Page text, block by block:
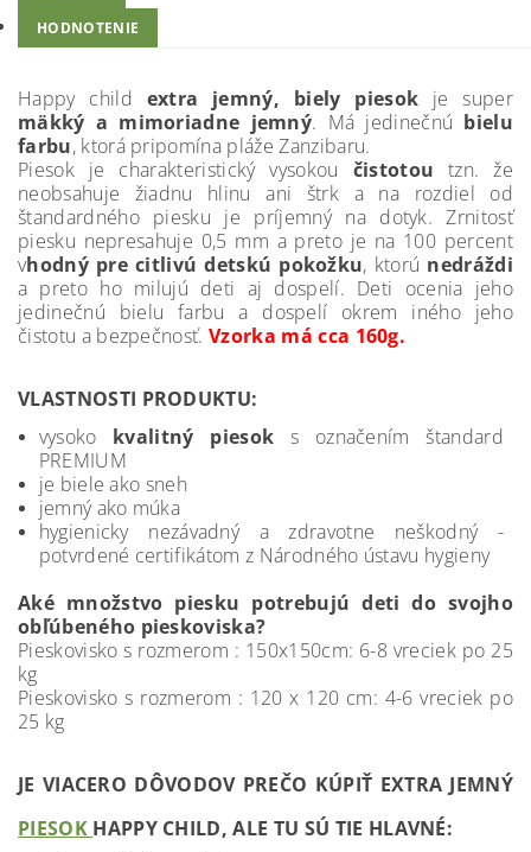
HODNOTENIE
Happy child extra jemný, biely piesok je super
mäkký a mimoriadne jemný. Má jedinečnú bielu
farbu, ktorá pripomína pláže Zanzibaru.
Piesok je charakteristický vysokou čistotou tzn. že
neobsahuje žiadnu hlinu ani štrk a na rozdiel od
štandardného piesku je príjemný na dotyk. Zrnitosť
piesku nepresahuje 0,5 mm a preto je na 100 percent
vhodný pre citlivú detskú pokožku, ktorú nedráždi
a preto ho milujú deti aj dospelí. Deti ocenia jeho
jedinečnú bielu farbu a dospelí okrem iného jeho
čistotu a bezpečnosť.Vzorka má cca 160g.
VLASTNOSTI PRODUKTU:
vysoko kvalitný piesok s označením štandard
PREMIUM
je biele ako sneh
jemný ako múka
hygienicky nezávadný a zdravotne neškodný -
potvrdené certifikátom z Národného ústavu hygieny
Aké množstvo piesku potrebujú deti do svojho
obľúbeného pieskoviska?
Pieskovisko s rozmerom : 150x150cm: 6-8 vreciek po 25
kg
Pieskovisko s rozmerom : 120 x 120 cm: 4-6 vreciek po
25 kg
JE VIACERO DÔVODOV PREČO KÚPIŤ EXTRA JEMNÝ
PIESOK HAPPY CHILD, ALE TU SÚ TIE HLAVNÉ: